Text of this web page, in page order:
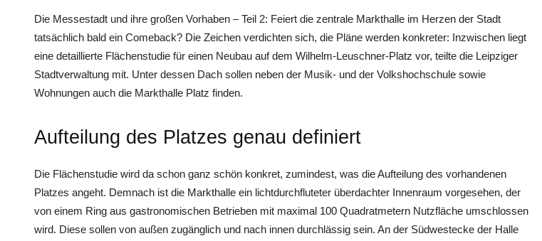
Die Messestadt und ihre großen Vorhaben – Teil 2: Feiert die zentrale Markthalle im Herzen der Stadt
tatsächlich bald ein Comeback? Die Zeichen verdichten sich, die Pläne werden konkreter: Inzwischen liegt
eine detaillierte Flächenstudie für einen Neubau auf dem Wilhelm-Leuschner-Platz vor, teilte die Leipziger
Stadtverwaltung mit. Unter dessen Dach sollen neben der Musik- und der Volkshochschule sowie
Wohnungen auch die Markthalle Platz finden.
Aufteilung des Platzes genau definiert
Die Flächenstudie wird da schon ganz schön konkret, zumindest, was die Aufteilung des vorhandenen
Platzes angeht. Demnach ist die Markthalle ein lichtdurchfluteter überdachter Innenraum vorgesehen, der
von einem Ring aus gastronomischen Betrieben mit maximal 100 Quadratmetern Nutzfläche umschlossen
wird. Diese sollen von außen zugänglich und nach innen durchlässig sein. An der Südwestecke der Halle